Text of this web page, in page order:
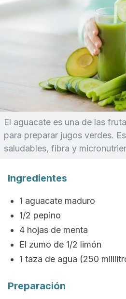
El aguacate es una de las
para preparar jugos verdes.
saludables, fibra y
Ingredientes
1 aguacate maduro
1/2 pepino
4 hojas de menta
El zumo de 1/2 limón
1 taza de agua (250
Preparación